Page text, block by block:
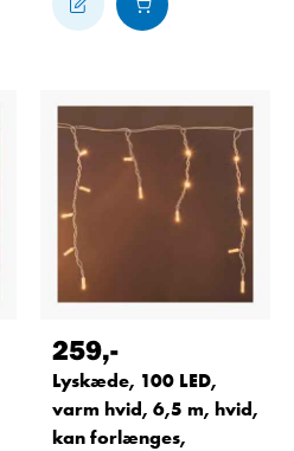
259,-
Lyskæde, 100 LED,
varm hvid, 6,5 m, hvid,
kan forlænges,